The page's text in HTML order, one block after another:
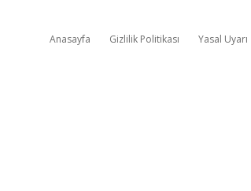
Anasayfa Gizlilik Politikası Yasal Uyarı